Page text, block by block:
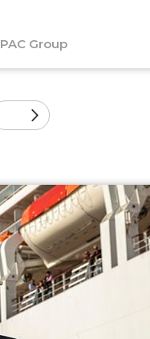
PAC Group